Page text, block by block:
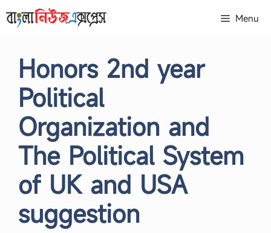
to
Menu
Honors 2nd year
Political
Organization and
The Political System
of UK and USA
suggestion